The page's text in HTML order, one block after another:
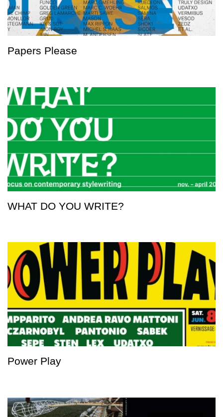
Papers Please
WHAT DO YOU WRITE?
Power Play